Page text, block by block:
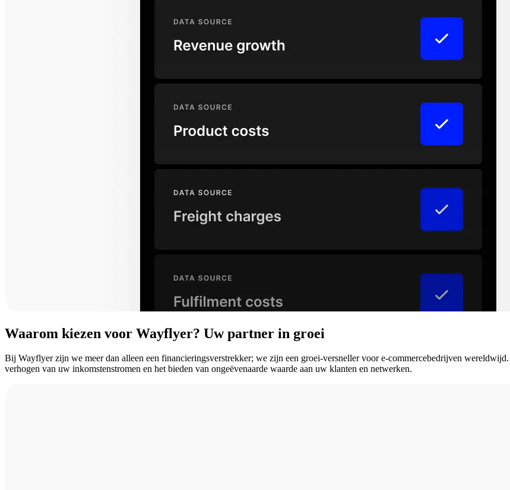
Waarom kiezen voor Wayflyer? Uwpartner in groei
Bij Wayflyer zijn we meer dan alleen een financieringsverstrekker; we zijn een groei-versneller voor e-commercebedrijven
verhogen van uw inkomstenstromen en het bieden van ongeëvenaarde waarde aan uw klanten en netwerken.